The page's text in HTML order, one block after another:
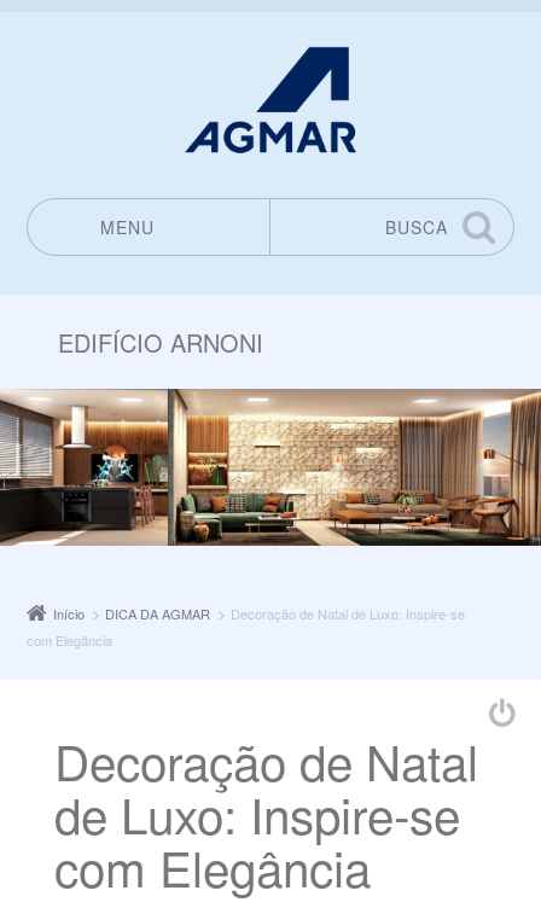
MENU
BUSCA
EDIFÍCIO ARNONI
Início DICA DA AGMAR
Decoração de Natal de Luxo: Inspire-se
com Elegância
Decoração de Natal
de Luxo: Inspire-se
com Elegância